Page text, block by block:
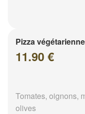
Pizza végétarienne
11.90 €
Tomates, oignons,
olives